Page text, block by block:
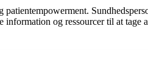
og ressourcer til at